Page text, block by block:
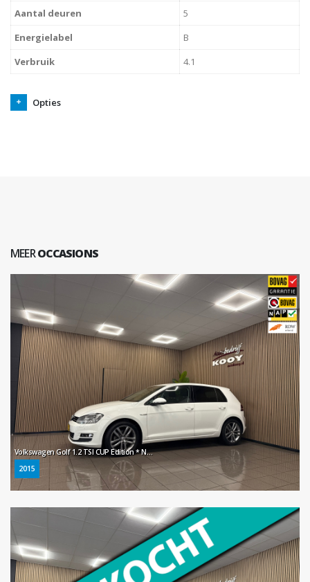
Aantal deuren
5
Energielabel
B
Verbruik
4.1
Opties
MEEROCCASIONS
Volkswagen Golf 1.2 TSI CUP Edition * Navigatie / Xenon / LM Velgen / Parkeersensoren / NL Auto *
2015